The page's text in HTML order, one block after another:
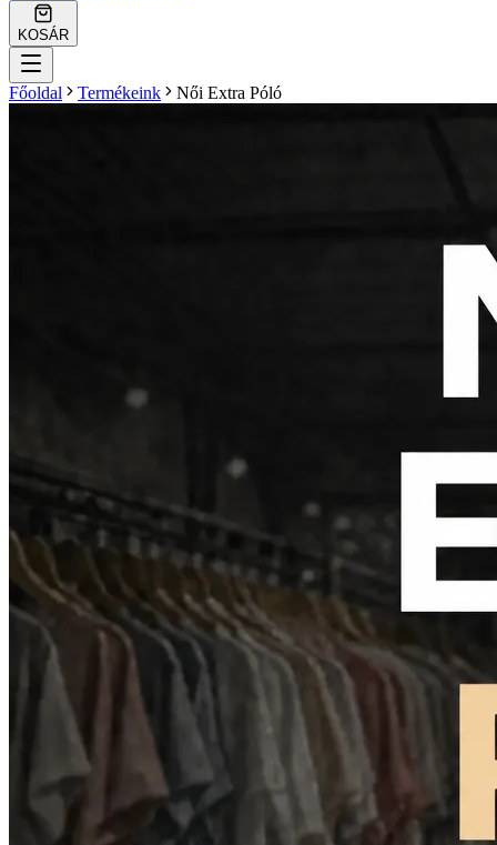
KOSÁR
Főoldal Termékeink Női Extra Póló